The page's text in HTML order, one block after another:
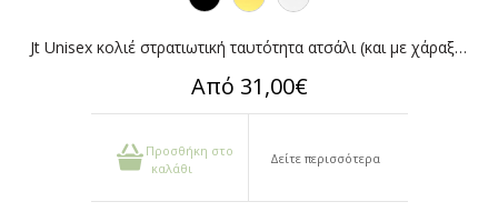
Jt Unisex κολιέ στρατιωτική ταυτότητα ατσάλι (και με χάραξη)
Από 31,00€
Προσθήκη στο
καλάθι
Δείτε περισσότερα